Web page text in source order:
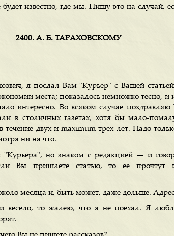
известно, где мы. Пишу это на случай,
2400. А. Б. ТАРАХОВСКОМУ
я послал Вам "Курьер" с Вашей
места; показалось немножко тесно, и
интересно. Во всяком случае
в столичных газетах, хотя бы мало-
двух и maximum трех лет. Надо
ни на что.
но знаком с редакцией — и
Вы пришлете статью, то ее прочтут
месяца и, быть может, даже дольше.
весело, то жалею, что я не поехал. Я